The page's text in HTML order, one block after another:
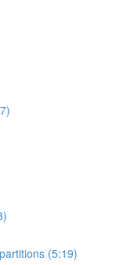
(5:19)